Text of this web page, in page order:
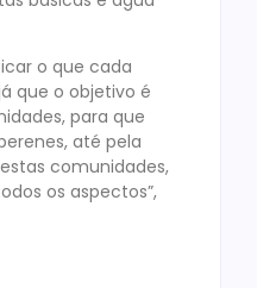
o que cada
que o objetivo é
para que
até pela
comunidades,
os aspectos”,